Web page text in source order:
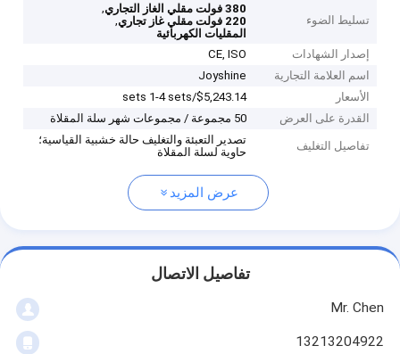
تسليط الضوء
380 فولت مقلي الغاز التجاري
,
220 فولت مقلي غاز تجاري
,
المقليات الكهربائية
إصدار الشهادات
CE, ISO
اسم العلامة التجارية
Joyshine
الأسعار
$5,243.14/sets 1-4 sets
القدرة على العرض
50 مجموعة / مجموعات شهر سلة المقلاة
تفاصيل التغليف
تصدير التعبئة والتغليف حالة خشبية القياسية؛
حاوية لسلة المقلاة
عرض المزيد
تفاصيل الاتصال
Mr. Chen
13213204922